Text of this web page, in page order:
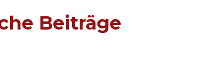
Beiträge